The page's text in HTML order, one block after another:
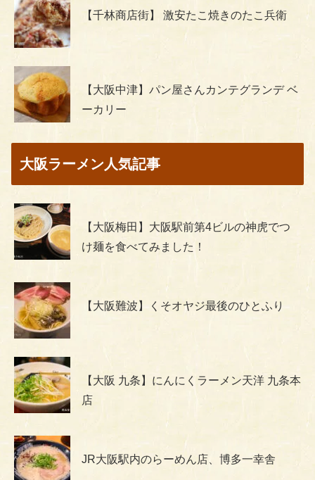
【千林商店街】 激安たこ焼きのたこ兵衛
【大阪中津】パン屋さんカンテグランデ ベ
ーカリー
大阪ラーメン人気記事
【大阪梅田】大阪駅前第4ビルの神虎でつ
け麺を食べてみました！
【大阪難波】くそオヤジ最後のひとふり
【大阪 九条】にんにくラーメン天洋 九条本
店
JR大阪駅内のらーめん店、博多一幸舎